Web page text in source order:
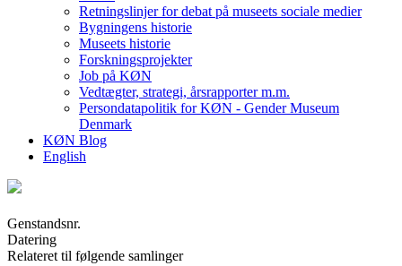
Retningslinjer for debat på museets sociale medier
Bygningens historie
Museets historie
Forskningsprojekter
Job på KØN
Vedtægter, strategi, årsrapporter m.m.
Persondatapolitik for KØN - Gender Museum
Denmark
KØN Blog
English
Genstandsnr.
Datering
Relateret til følgende samlinger